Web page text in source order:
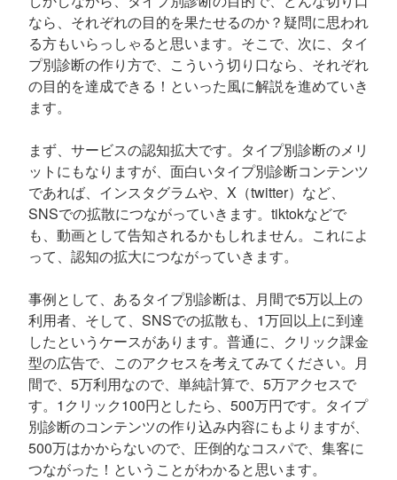
なら、それぞれの目的を果たせるのか？疑問に思われ
る方もいらっしゃると思います。そこで、次に、タイ
プ別診断の作り方で、こういう切り口なら、それぞれ
の目的を達成できる！といった風に解説を進めていき
ます。
まず、サービスの認知拡大です。タイプ別診断のメリ
ットにもなりますが、面白いタイプ別診断コンテンツ
であれば、インスタグラムや、X（twitter）など、
SNSでの拡散につながっていきます。tiktokなどで
も、動画として告知されるかもしれません。これによ
って、認知の拡大につながっていきます。
事例として、あるタイプ別診断は、月間で5万以上の
利用者、そして、SNSでの拡散も、1万回以上に到達
したというケースがあります。普通に、クリック課金
型の広告で、このアクセスを考えてみてください。月
間で、5万利用なので、単純計算で、5万アクセスで
す。1クリック100円としたら、500万円です。タイプ
別診断のコンテンツの作り込み内容にもよりますが、
500万はかからないので、圧倒的なコスパで、集客に
つながった！ということがわかると思います。